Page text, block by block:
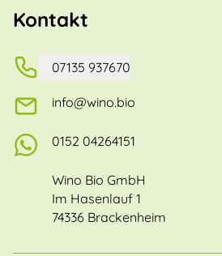
Kontakt
07135 937670
info@wino.bio
0152 04264151
Wino Bio GmbH
Im Hasenlauf 1
74336 Brackenheim